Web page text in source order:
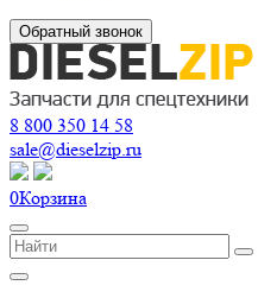
Обратный звонок
8 800 350 14 58
sale@dieselzip.ru
0Корзина